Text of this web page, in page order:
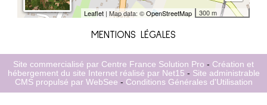
300 m
Leaflet | Map data: ©OpenStreetMap
MENTIONS LÉGALES
Site commercialisé par Centre France Solution Pro - Création et
hébergement du site Internet réalisé par Net15 - Site administrable
CMS propulsé par WebSee - Conditions Générales d'Utilisation